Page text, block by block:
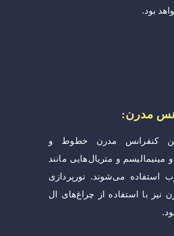
بود.
کنفرانس مدرن خطوط و
و متریال‌هایی مانند
استفاده می‌شوند. نورپردازی
نیز با استفاده از چراغ‌های ال